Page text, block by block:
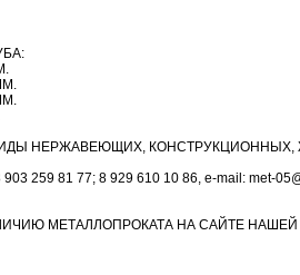
НЕРЖАВЕЮЩИХ, КОНСТРУКЦИОННЫХ,
259 81 77; 8 929 610 10 86, e-mail: met-
МЕТАЛЛОПРОКАТА НА САЙТЕ